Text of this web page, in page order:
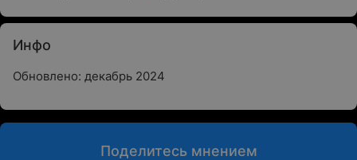
Инфо
Обновлено: декабрь 2024
Поделитесь мнением